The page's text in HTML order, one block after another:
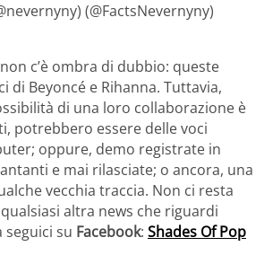
(@FactsNevernyny)
c’è ombra di dubbio: queste
di Beyoncé e Rihanna. Tuttavia,
di una loro collaborazione è
potrebbero essere delle voci
oppure, demo registrate in
e mai rilasciate; o ancora, una
vecchia traccia. Non ci resta
altra news che riguardi
seguici su Facebook: Shades Of Pop